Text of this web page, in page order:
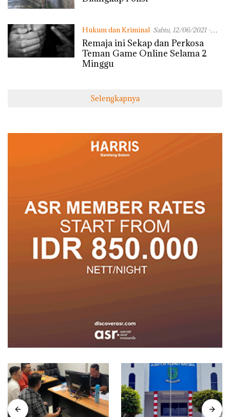
Hukum dan Kriminal Sabtu, 12/06/2021 -
07:23 WIB
Remaja ini Sekap dan Perkosa
Teman Game Online Selama 2
Minggu
Selengkapnya